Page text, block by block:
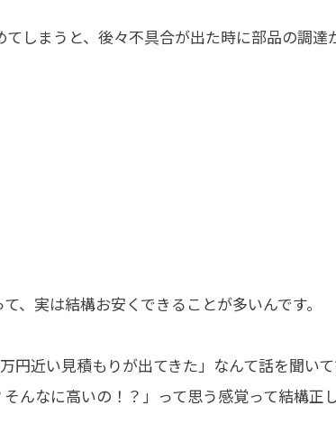
しまうと、後々不具合が出た時に部品の調
て、実は結構お安くできることが多いんです。
円近い見積もりが出てきた」なんて話を聞い
んなに高いの！？」って思う感覚って結構正